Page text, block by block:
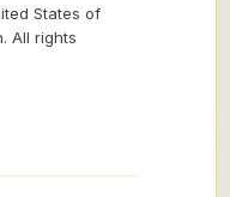
States of
All rights